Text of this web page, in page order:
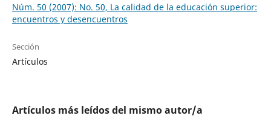
Núm. 50 (2007): No. 50, La calidad de la educación superior:
encuentros y desencuentros
Sección
Artículos
Artículos más leídos del mismo autor/a